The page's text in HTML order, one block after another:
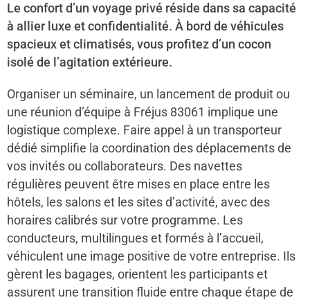
Le confort d’un voyage privé réside dans sa capacité
à allier luxe et confidentialité. À bord de véhicules
spacieux et climatisés, vous profitez d’un cocon
isolé de l’agitation extérieure.
Organiser un séminaire, un lancement de produit ou
une réunion d’équipe à Fréjus 83061 implique une
logistique complexe. Faire appel à un transporteur
dédié simplifie la coordination des déplacements de
vos invités ou collaborateurs. Des navettes
régulières peuvent être mises en place entre les
hôtels, les salons et les sites d’activité, avec des
horaires calibrés sur votre programme. Les
conducteurs, multilingues et formés à l’accueil,
véhiculent une image positive de votre entreprise. Ils
gèrent les bagages, orientent les participants et
assurent une transition fluide entre chaque étape de